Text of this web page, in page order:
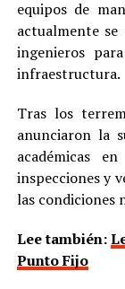
equipos de
actualmente se
ingenieros
infraestructura.
Tras los
anunciaron la
académicas
inspecciones y
las condiciones
Lee también:
Punto Fijo